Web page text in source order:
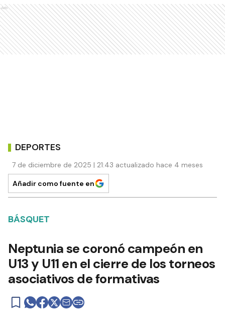
Ads
DEPORTES
7 de diciembre de 2025 | 21:43 actualizado hace 4 meses
Añadir como fuente en
BÁSQUET
Neptunia se coronó campeón en
U13 y U11 en el cierre de los torneos
asociativos de formativas